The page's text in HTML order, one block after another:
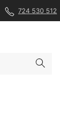
724 530 512